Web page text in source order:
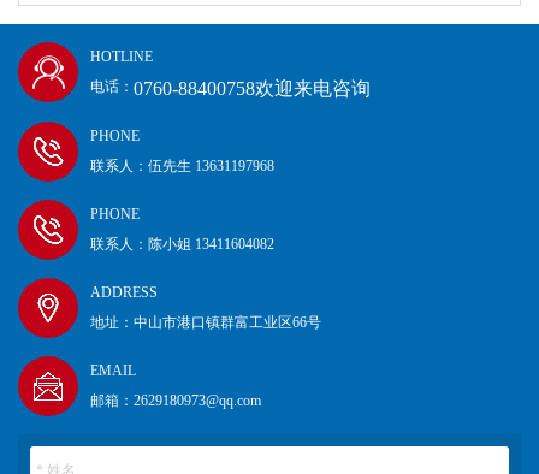
HOTLINE
电话： 0760-88400758欢迎来电咨询
PHONE
联系人：伍先生 13631197968
PHONE
联系人：陈小姐 13411604082
ADDRESS
地址：中山市港口镇群富工业区66号
EMAIL
邮箱：2629180973@qq.com